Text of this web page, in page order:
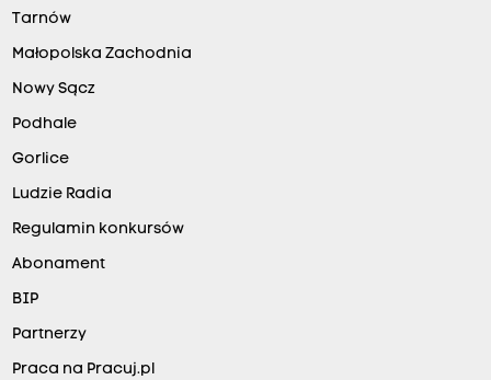
Tarnów
Małopolska Zachodnia
Nowy Sącz
Podhale
Gorlice
Ludzie Radia
Regulamin konkursów
Abonament
BIP
Partnerzy
Praca na Pracuj.pl